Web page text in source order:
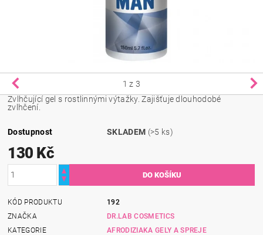
1 z 3
Zvlhčující gel s rostlinnými výtažky. Zajišťuje dlouhodobé
zvlhčení.
Dostupnost SKLADEM (>5 ks)
130 Kč
KÓD PRODUKTU
192
ZNAČKA
DR.LAB COSMETICS
KATEGORIE
AFRODIZIAKA GELY A SPREJE